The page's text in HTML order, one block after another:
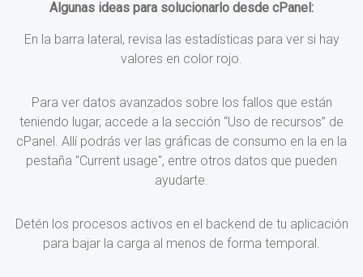
Algunas ideas para solucionarlo desde cPanel:
En la barra lateral, revisa las estadísticas para ver si hay
valores en color rojo.
Para ver datos avanzados sobre los fallos que están
teniendo lugar, accede a la sección “Uso de recursos” de
cPanel. Allí podrás ver las gráficas de consumo en la en la
pestaña "Current usage", entre otros datos que pueden
ayudarte.
Detén los procesos activos en el backend de tu aplicación
para bajar la carga al menos de forma temporal.